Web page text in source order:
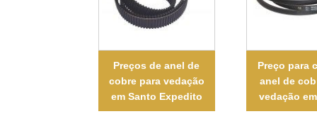
Preços de anel de
cobre para vedação
em Santo Expedito
Preço para
anel de
vedação